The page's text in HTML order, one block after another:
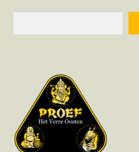
Hotspots en blogs